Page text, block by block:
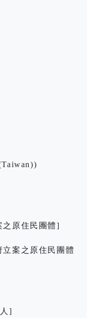
之原住民團體]
案之原住民團體
]